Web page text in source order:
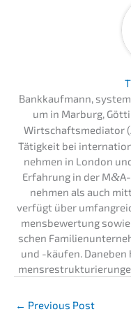
Bankkauf­mann,
um in Marburg,
Wirtschafts­me­dia­tor
Tätig­keit bei
neh­men in London
Erfah­rung in der M&
neh­men als auch
verfügt über
mens­be­wer­tung
schen
und -käufen.
← Previous Post